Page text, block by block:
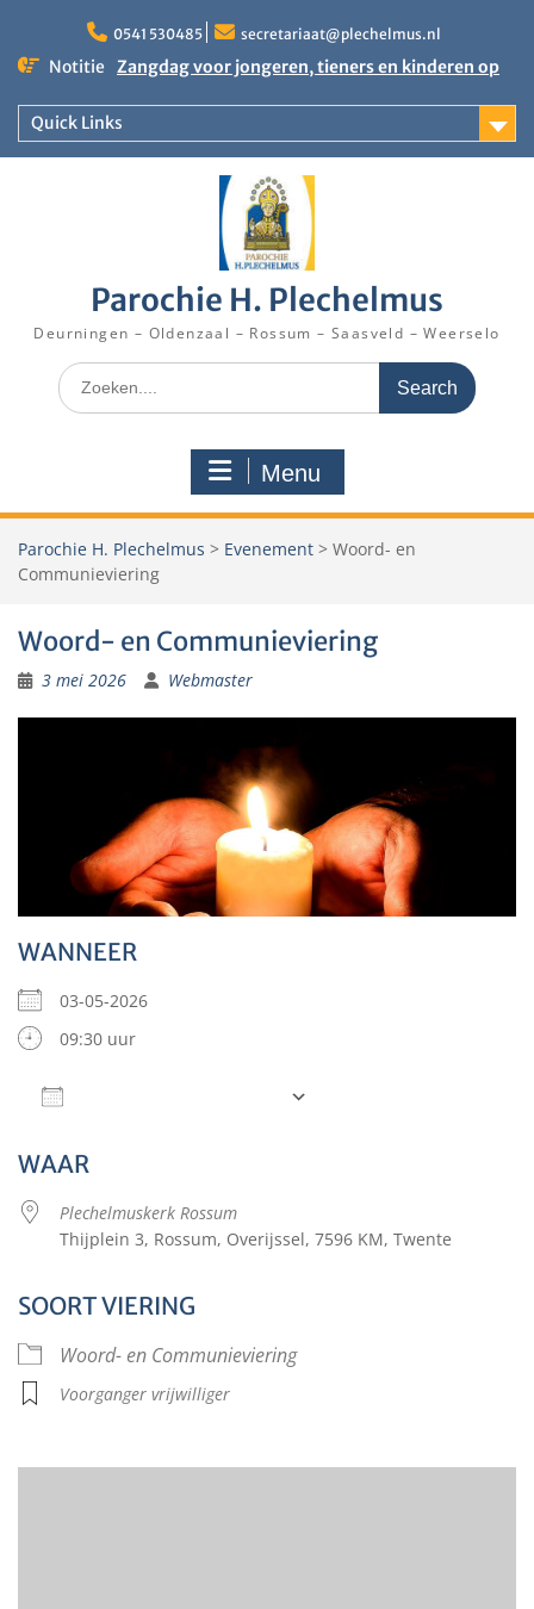
content
0541 530485 secretariaat@plechelmus.nl
Notitie
Zangdag voor jongeren, tieners en kinderen op
Denekamp
Uitnodiging installatie Pastoor Karel Donders
Quick Links
Parochie H. Plechelmus
Deurningen – Oldenzaal – Rossum – Saasveld – Weerselo
Search
for:
Menu
Parochie H. Plechelmus > Evenement > Woord- en
Communieviering
Woord- en Communieviering
3 mei 2026 Webmaster
WANNEER
03-05-2026
09:30 uur
WAAR
Plechelmuskerk Rossum
Thijplein 3, Rossum, Overijssel, 7596 KM, Twente
SOORT VIERING
Woord- en Communieviering
Voorganger vrijwilliger